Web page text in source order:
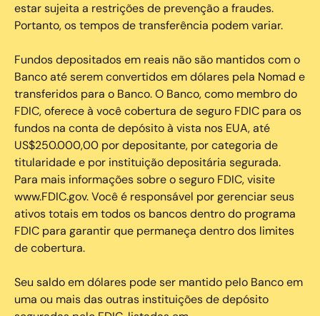
estar sujeita a restrições de prevenção a fraudes.
Portanto, os tempos de transferência podem variar.
Fundos depositados em reais não são mantidos com o
Banco até serem convertidos em dólares pela Nomad e
transferidos para o Banco. O Banco, como membro do
FDIC, oferece à você cobertura de seguro FDIC para os
fundos na conta de depósito à vista nos EUA, até
US$250.000,00 por depositante, por categoria de
titularidade e por instituição depositária segurada.
Para mais informações sobre o seguro FDIC, visite
www.FDIC.gov. Você é responsável por gerenciar seus
ativos totais em todos os bancos dentro do programa
FDIC para garantir que permaneça dentro dos limites
de cobertura.
Seu saldo em dólares pode ser mantido pelo Banco em
uma ou mais das outras instituições de depósito